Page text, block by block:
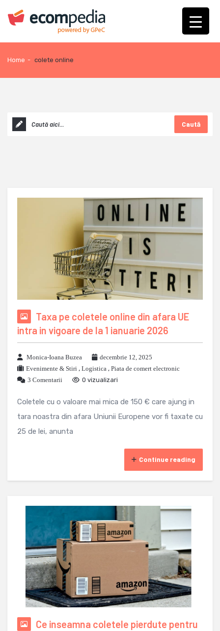
Home - colete online
Caută
Taxa pe coletele online din afara UE
intra in vigoare de la 1 ianuarie 2026
Monica-Ioana Buzea
decembrie 12, 2025
Evenimente & Stiri , Logistica , Piata de comert electronic
3 Comentarii
0 vizualizari
Coletele cu o valoare mai mica de 150 € care ajung in
tara noastra din afara Uniunii Europene vor fi taxate cu
25 de lei, anunta
Continue reading
Ce inseamna coletele pierdute pentru